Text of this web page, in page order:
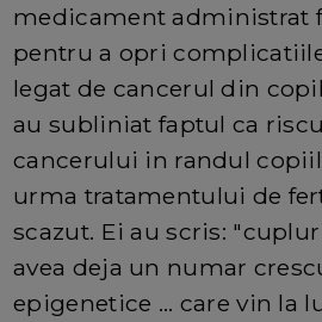
medicament administrat
pentru a opri
legat de cancerul din
au subliniat faptul ca
cancerului in randul
urma tratamentului de
scazut. Ei au scris:
avea deja un numar
epigenetice ... care vin la